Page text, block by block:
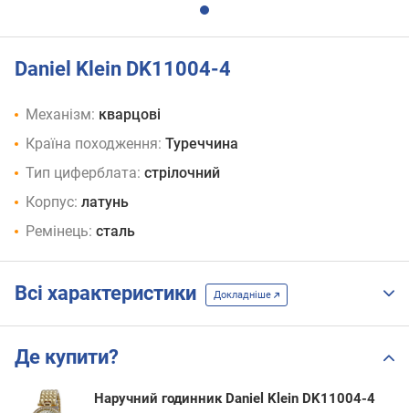
Daniel Klein DK11004-4
Механізм: кварцові
Країна походження: Туреччина
Тип циферблата: стрілочний
Корпус: латунь
Ремінець: сталь
Всі характеристики Докладніше
Де купити?
Наручний годинник Daniel Klein DK11004-4